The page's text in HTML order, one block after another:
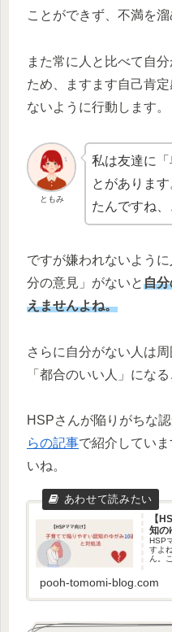
ことができず、不満を溜
また常に人と比べて自
ため、ますます自己肯
ないように行動します。
ともみ
私は友達に
とがありま
たんですね、
ですが嫌われないよう
分の意見」がないと自
えませんよね。
さらに自分がない人は
「都合のいい人」にな
HSPさんが陥りがちな
らの記事で紹介してい
いね。
【
知の
HSP
すよ
ん。
実践
分を
pooh-tomomi-blog.com